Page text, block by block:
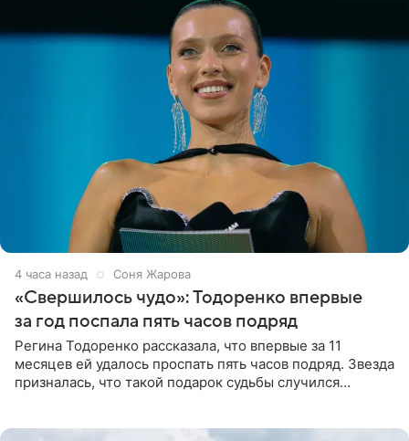
4 часа назад Соня Жарова
«Свершилось чудо»: Тодоренко впервые
за год поспала пять часов подряд
Регина Тодоренко рассказала, что впервые за 11
месяцев ей удалось проспать пять часов подряд. Звезда
призналась, что такой подарок судьбы случился